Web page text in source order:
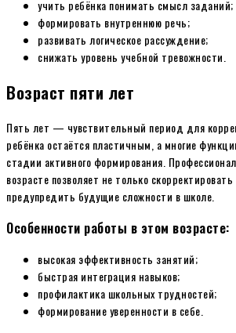
учить ребёнка понимать смысл заданий;
формировать внутреннюю речь;
развивать логическое рассуждение;
снижать уровень учебной тревожности.
Возраст пяти лет
Пять лет — чувствительный период для
ребёнка остаётся пластичным, а многие
стадии активного формирования.
возрасте позволяет не только
предупредить будущие сложности в школе.
Особенности работы в этом возрасте:
высокая эффективность занятий;
быстрая интеграция навыков;
профилактика школьных трудностей;
формирование уверенности в себе.